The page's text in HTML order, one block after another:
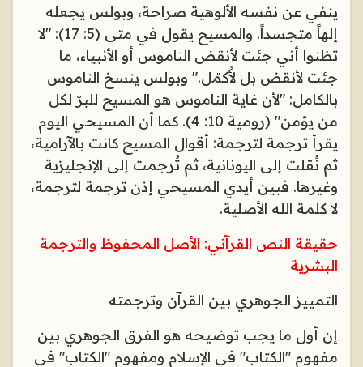
ينفي عن نفسه الألوهية صراحة، وبولس يجعله
إلهاً متجسداً. والمسيح يقول في متى (5: 17): "لا
تظنوا أني جئت لأنقض الناموس أو الأنبياء، ما
جئت لأنقض بل لأُكمّل." وبولس ينسخ الناموس
بالكامل: "لأن غاية الناموس هو المسيح للبرّ لكل
من يؤمن" (رومية 10: 4). كما أن المسيحي اليوم
يقرأ ترجمة لترجمة: أقوال المسيح كانت بالآرامية،
ثم نُقلت إلى اليونانية، ثم تُرجمت إلى الإنجليزية
وغيرها. فبين أيدي المسيحي إذن ترجمة لترجمة،
لا كلمة الله الأصلية.
حقيقة النص القرآني: الأصل المحفوظ والترجمة
البشرية
التمييز الجوهري بين القرآن وترجمته
إن أول ما يجب توضيحه هو الفرق الجوهري بين
مفهوم "الكتاب" في الإسلام ومفهوم "الكتاب" في